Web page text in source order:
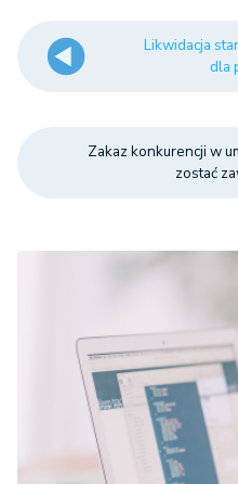
Likwidacja
dla
Zakaz konkurencji w
zostać